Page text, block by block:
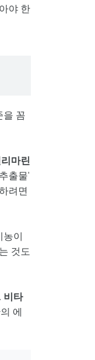
야 한
을 꼼
마린
출물'
려면
농이
것도
비타
에